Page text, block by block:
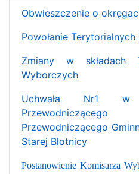
Obwieszczenie o
Powołanie
Zmiany w składach
Wyborczych
Uchwała Nr1 w
Przewodniczącego
Starej Błotnicy
Postanowienie Komisarza